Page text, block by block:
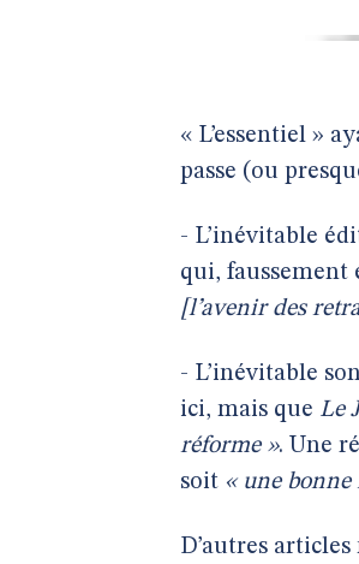
« L’essentiel »
passe (ou
- L’inévitable
qui,
[l’avenir des
- L’inévitable
ici, mais que Le
réforme ». Une
soit « une
D’autres